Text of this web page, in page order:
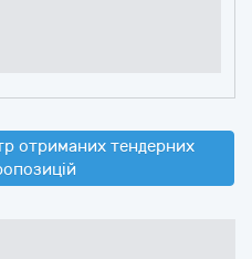
отриманих тендерних